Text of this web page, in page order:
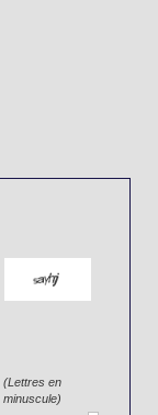
(Lettres en
minuscule)